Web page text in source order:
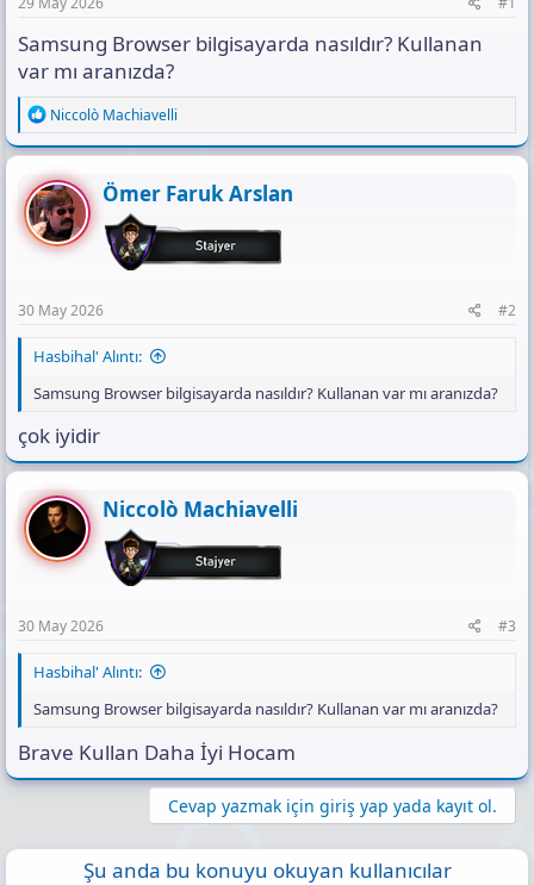
ı
o
p
a
a
Samsung Browser bilgisayarda nasıldır? Kullanan
var mı aranızda?
R
e
a
c
t
i
o
n
Niccolò Machiavelli
Ömer Faruk Arslan
30 May 2026 #2
Hasbihal' Alıntı:
Samsung Browser bilgisayarda nasıldır? Kullanan var mı aranızda?
çok iyidir
Niccolò Machiavelli
30 May 2026 #3
Hasbihal' Alıntı:
Samsung Browser bilgisayarda nasıldır? Kullanan var mı aranızda?
Brave Kullan Daha İyi Hocam
Cevap yazmak için giriş yap yada kayıt ol.
Şu anda bu konuyu okuyan kullanıcılar